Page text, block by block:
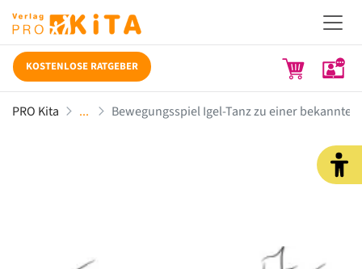
KOSTENLOSE RATGEBER
PRO Kita Bewegungsspiel Igel-Tanz zu einer